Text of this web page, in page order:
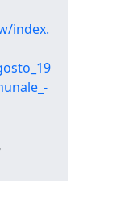
index.